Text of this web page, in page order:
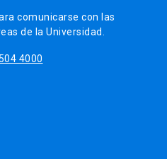
comunicarse con las
de la Universidad.
4000